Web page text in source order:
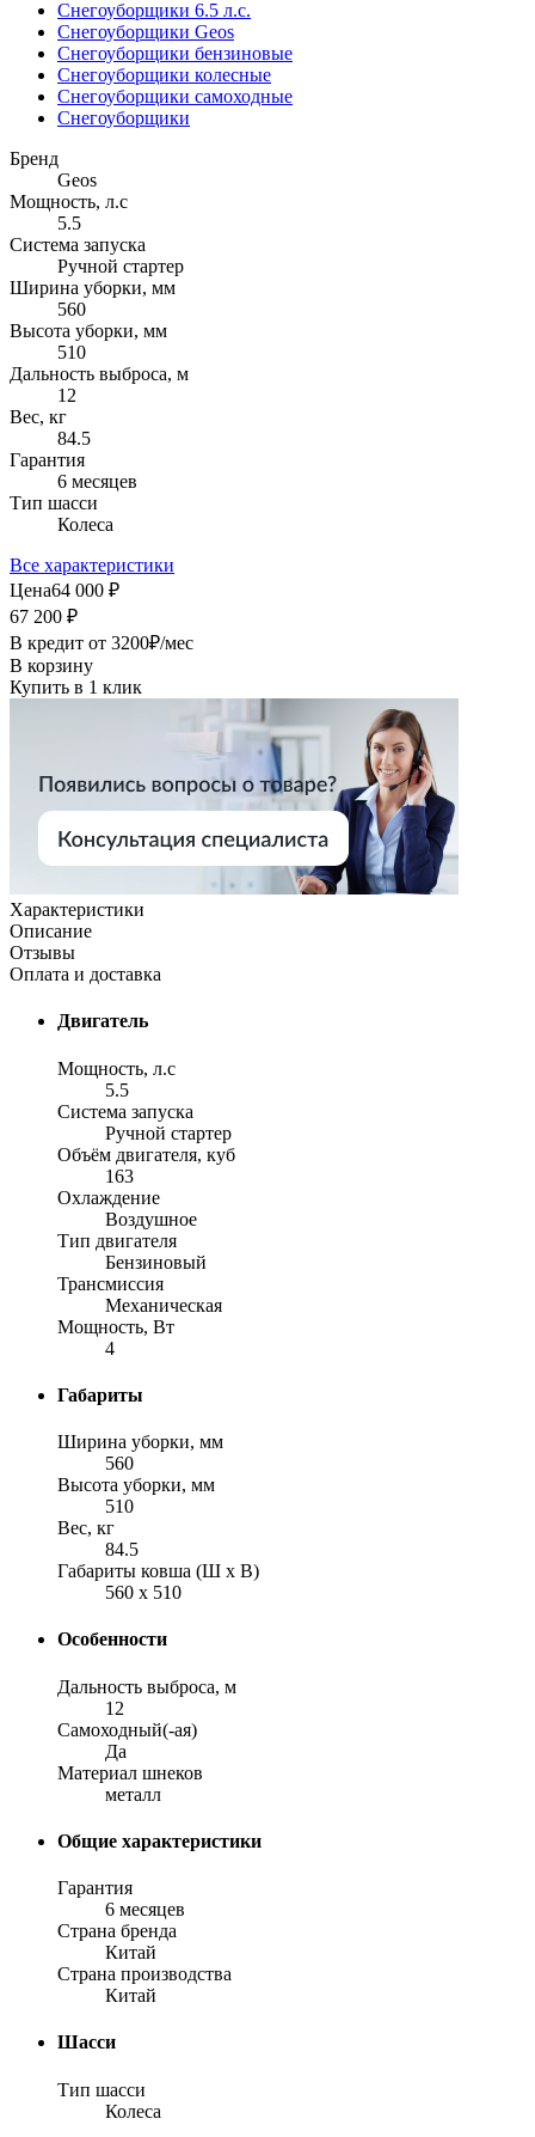
Снегоуборщики 6.5 л.с.
Снегоуборщики Geos
Снегоуборщики бензиновые
Снегоуборщики колесные
Снегоуборщики самоходные
Снегоуборщики
Бренд
Geos
Мощность, л.с
5.5
Система запуска
Ручной стартер
Ширина уборки, мм
560
Высота уборки, мм
510
Дальность выброса, м
12
Вес, кг
84.5
Гарантия
6 месяцев
Тип шасси
Колеса
Все характеристики
Цена64 000 ₽
67 200 ₽
В кредит от 3200₽/мес
В корзину
Купить в 1 клик
Характеристики
Описание
Отзывы
Оплата и доставка
Двигатель
Мощность, л.с
5.5
Система запуска
Ручной стартер
Объём двигателя, куб
163
Охлаждение
Воздушное
Тип двигателя
Бензиновый
Трансмиссия
Механическая
Мощность, Вт
4
Габариты
Ширина уборки, мм
560
Высота уборки, мм
510
Вес, кг
84.5
Габариты ковша (Ш х В)
560 x 510
Особенности
Дальность выброса, м
12
Самоходный(-ая)
Да
Материал шнеков
металл
Общие характеристики
Гарантия
6 месяцев
Страна бренда
Китай
Страна производства
Китай
Шасси
Тип шасси
Колеса